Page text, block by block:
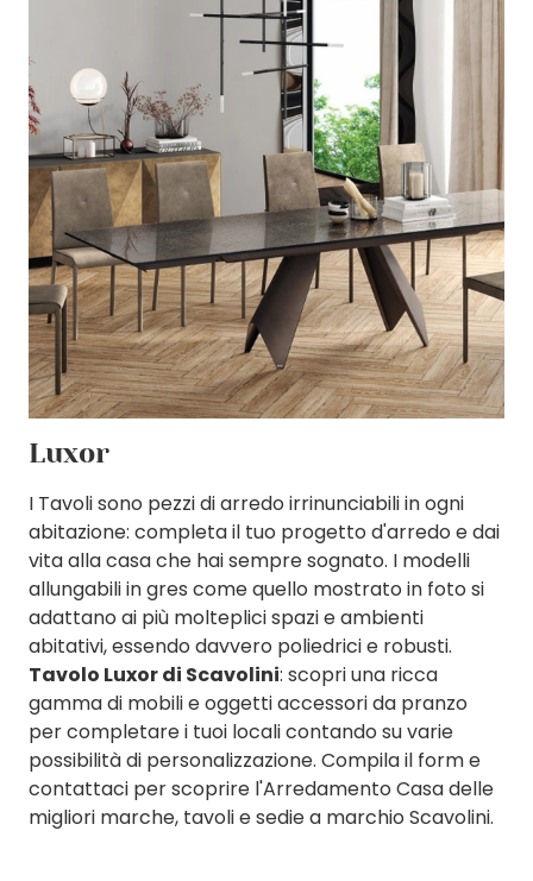
Luxor
I Tavoli sono pezzi di arredo irrinunciabili in ogni
abitazione: completa il tuo progetto d'arredo e dai
vita alla casa che hai sempre sognato. I modelli
allungabili in gres come quello mostrato in foto si
adattano ai più molteplici spazi e ambienti
abitativi, essendo davvero poliedrici e robusti.
Tavolo Luxor di Scavolini: scopri una ricca
gamma di mobili e oggetti accessori da pranzo
per completare i tuoi locali contando su varie
possibilità di personalizzazione. Compila il form e
contattaci per scoprire l'Arredamento Casa delle
migliori marche, tavoli e sedie a marchio Scavolini.